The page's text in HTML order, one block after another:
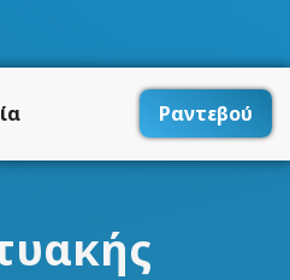
Ραντεβού